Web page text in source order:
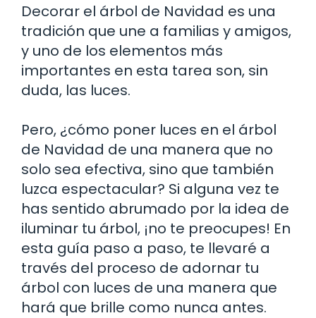
Decorar el árbol de Navidad es una
tradición que une a familias y amigos,
y uno de los elementos más
importantes en esta tarea son, sin
duda, las luces.
Pero, ¿cómo poner luces en el árbol
de Navidad de una manera que no
solo sea efectiva, sino que también
luzca espectacular? Si alguna vez te
has sentido abrumado por la idea de
iluminar tu árbol, ¡no te preocupes! En
esta guía paso a paso, te llevaré a
través del proceso de adornar tu
árbol con luces de una manera que
hará que brille como nunca antes.